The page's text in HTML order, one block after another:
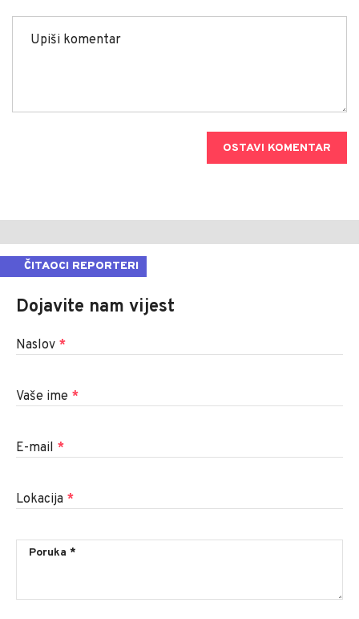
OSTAVI KOMENTAR
ČITAOCI REPORTERI
Dojavite nam vijest
Naslov *
Vaše ime *
E-mail *
Lokacija *